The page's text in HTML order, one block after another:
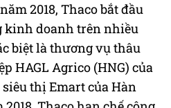
2018, Thaco bắt đầu
kinh doanh trên nhiều
biệt là thương vụ thâu
HAGL Agrico (HNG) của
thị Emart của Hàn